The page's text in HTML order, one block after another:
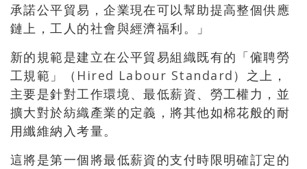
承諾公平貿易，企業現在可以幫助提高整個供應
鏈上，工人的社會與經濟福利。」
新的規範是建立在公平貿易組織既有的「僱聘勞
工規範」（ Hired Labour Standard ）之上，
主要是針對工作環境、最低薪資、勞工權力，並
擴大對於紡織產業的定義，將其他如棉花般的耐
用纖維納入考量。
這將是第一個將最低薪資的支付時限明確訂定的